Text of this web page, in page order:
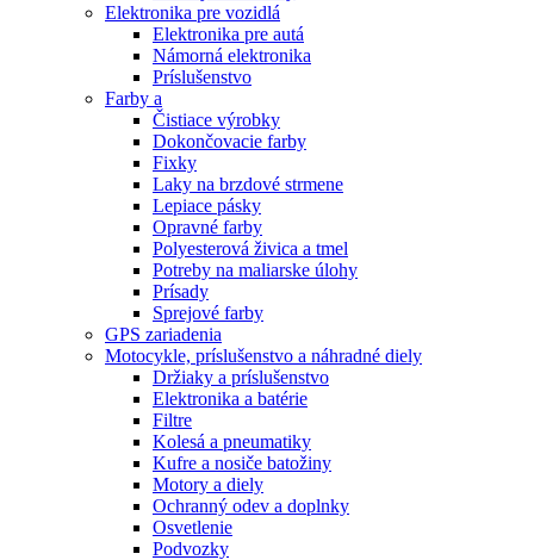
Elektronika pre vozidlá
Elektronika pre autá
Námorná elektronika
Príslušenstvo
Farby a
Čistiace výrobky
Dokončovacie farby
Fixky
Laky na brzdové strmene
Lepiace pásky
Opravné farby
Polyesterová živica a tmel
Potreby na maliarske úlohy
Prísady
Sprejové farby
GPS zariadenia
Motocykle, príslušenstvo a náhradné diely
Držiaky a príslušenstvo
Elektronika a batérie
Filtre
Kolesá a pneumatiky
Kufre a nosiče batožiny
Motory a diely
Ochranný odev a doplnky
Osvetlenie
Podvozky